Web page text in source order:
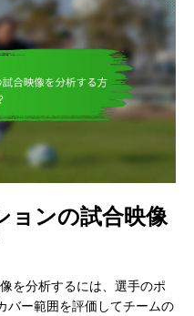
ョンの試合映像
を分析するには、選手のポ
バー範囲を評価してチームの